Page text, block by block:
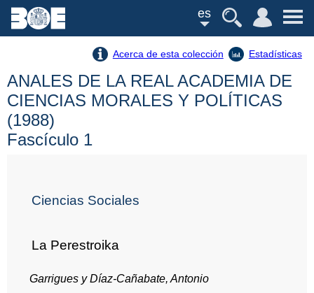
es
Acerca de esta colección Estadísticas
ANALES DE LA REAL ACADEMIA DE
CIENCIAS MORALES Y POLÍTICAS
(1988)
Fascículo 1
Ciencias Sociales
La Perestroika
Garrigues y Díaz-Cañabate, Antonio